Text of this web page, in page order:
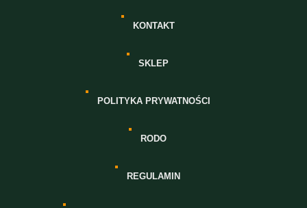
KONTAKT
SKLEP
POLITYKA PRYWATNOŚCI
RODO
REGULAMIN